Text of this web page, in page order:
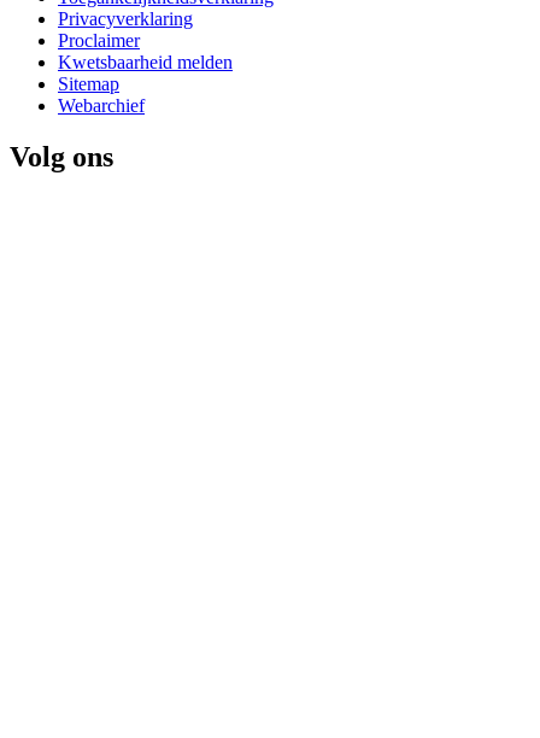
Privacyverklaring
Proclaimer
Kwetsbaarheid melden
Sitemap
Webarchief
Volg ons